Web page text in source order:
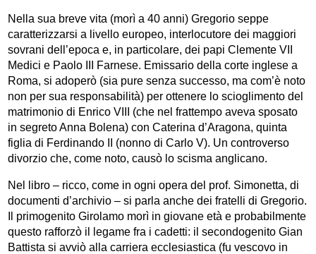
Nella sua breve vita (morì a 40 anni) Gregorio seppe
caratterizzarsi a livello europeo, interlocutore dei maggiori
sovrani dell’epoca e, in particolare, dei papi Clemente VII
Medici e Paolo III Farnese. Emissario della corte inglese a
Roma, si adoperò (sia pure senza successo, ma com’è noto
non per sua responsabilità) per ottenere lo scioglimento del
matrimonio di Enrico VIII (che nel frattempo aveva sposato
in segreto Anna Bolena) con Caterina d’Aragona, quinta
figlia di Ferdinando II (nonno di Carlo V). Un controverso
divorzio che, come noto, causò lo scisma anglicano.
Nel libro – ricco, come in ogni opera del prof. Simonetta, di
documenti d’archivio – si parla anche dei fratelli di Gregorio.
Il primogenito Girolamo morì in giovane età e probabilmente
questo rafforzò il legame fra i cadetti: il secondogenito Gian
Battista si avviò alla carriera ecclesiastica (fu vescovo in